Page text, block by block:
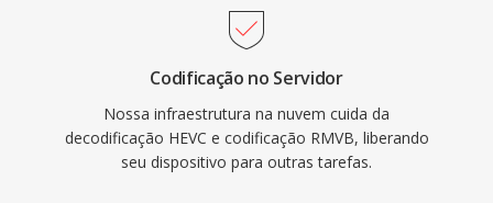
pode ser encontrado em acervos de mídia
online é coleções de vídeo pessoais da era de
meados dos anos 2000.
Codificação no Servidor
Nossa infraestrutura na nuvem cuida da
decodificação HEVC e codificação RMVB, liberando
seu dispositivo para outras tarefas.